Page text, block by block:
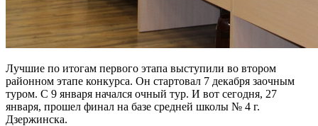
Лучшие по итогам первого этапа выступили во втором
районном этапе конкурса. Он стартовал 7 декабря заочным
туром. С 9 января начался очный тур. И вот сегодня, 27
января, прошел финал на базе средней школы № 4 г.
Дзержинска.